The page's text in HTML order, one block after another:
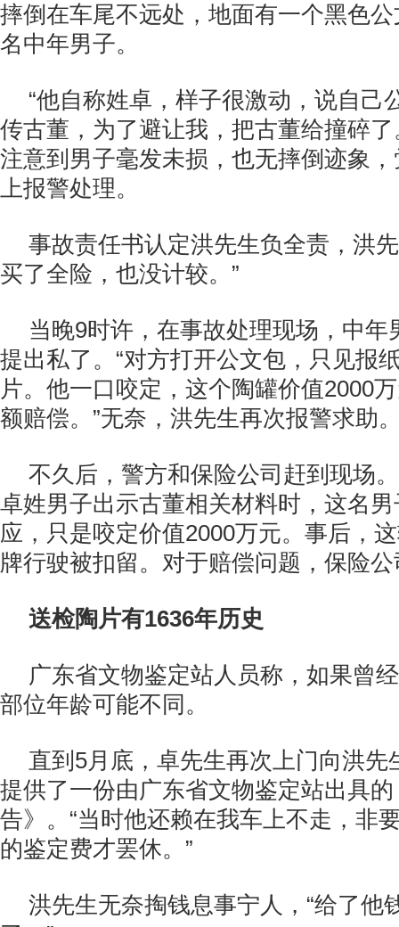
摔倒在车尾不远处，地面有一个黑色
名中年男子。
“他自称姓卓，样子很激动，说自己
传古董，为了避让我，把古董给撞碎
注意到男子毫发未损，也无摔倒迹象
上报警处理。
事故责任书认定洪先生负全责，洪
买了全险，也没计较。”
当晚9时许，在事故处理现场，中年
提出私了。“对方打开公文包，只见报
片。他一口咬定，这个陶罐价值2000
额赔偿。”无奈，洪先生再次报警求助
不久后，警方和保险公司赶到现场
卓姓男子出示古董相关材料时，这名
应，只是咬定价值2000万元。事后，
牌行驶被扣留。对于赔偿问题，保险
送检陶片有1636年历史
广东省文物鉴定站人员称，如果曾
部位年龄可能不同。
直到5月底，卓先生再次上门向洪先
提供了一份由广东省文物鉴定站出具
告》。“当时他还赖在我车上不走，非
的鉴定费才罢休。”
洪先生无奈掏钱息事宁人，“给了他